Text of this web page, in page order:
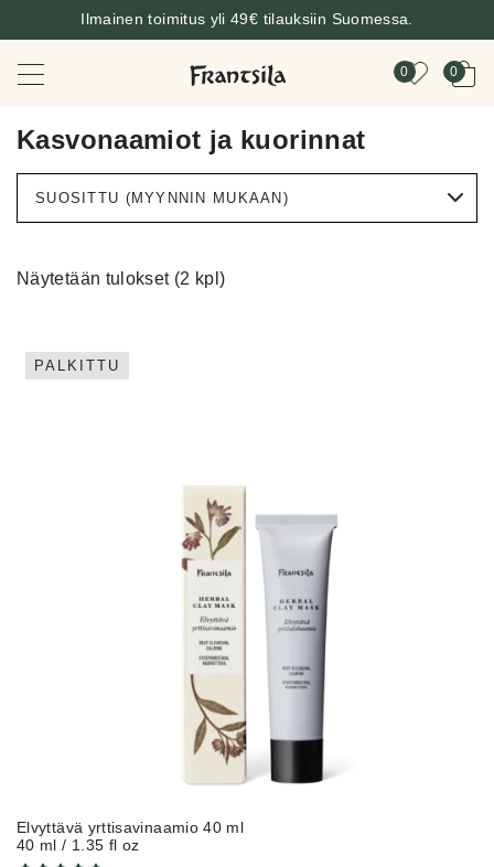
Ilmainen toimitus yli 49€ tilauksiin Suomessa.
0 0
Kasvonaamiot ja kuorinnat
Näytetään tulokset (2 kpl)
PALKITTU
Elvyttävä yrttisavinaamio 40 ml
40 ml / 1.35 fl oz